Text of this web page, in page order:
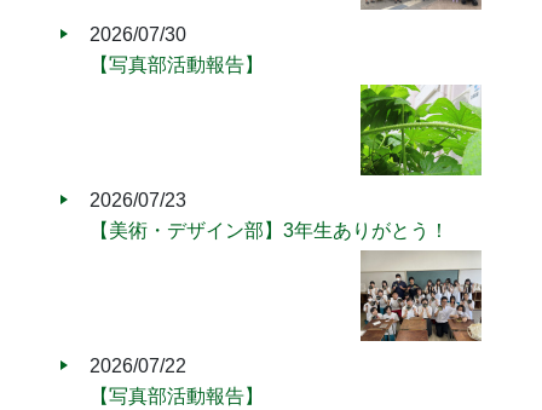
2026/07/30
【写真部活動報告】
2026/07/23
【美術・デザイン部】3年生ありがとう！
2026/07/22
【写真部活動報告】